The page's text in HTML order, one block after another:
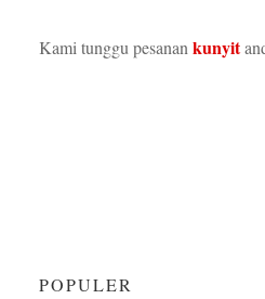
Kami tunggu pesanan kunyit
POPULER